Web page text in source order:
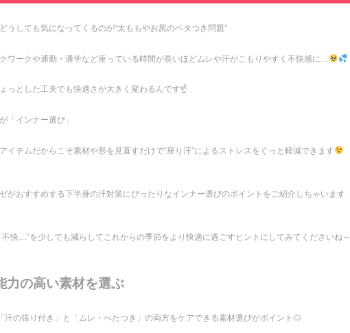
うしても気になってくるのが“太ももやお尻のベタつき問題”
ワークや通勤・通学など座っている時間が長いほどムレや汗がこもりやすく不快感に…
っとした工夫でも快適さが大きく変わるんです☝️
「インナー選び」
イテムだからこそ素材や形を見直すだけで“座り汗”によるストレスをぐっと軽減できます
がおすすめする下半身の汗対策にぴったりなインナー選びのポイントをご紹介しちゃいます
不快…”を少しでも減らしてこれからの季節をより快適に過ごすヒントにしてみてくださいね～
力の高い素材を選ぶ
汗の張り付き」と「ムレ・べたつき」の両方をケアできる素材選びがポイント◎